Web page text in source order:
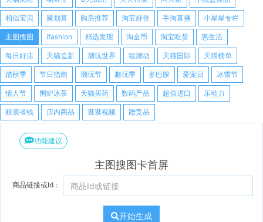
相似宝贝 聚划算 购后推荐 淘宝好价 手淘直播 小星星专栏
主图搜图 ifashion 精选发现 淘金币 淘宝吃货 惠生活
每日好店 天猫造新 潮玩世界 猩潮动 天猫国际 天猫榜单
踏秋季 节日指南 潮玩节 趣玩季 多巴胺 爱宠日 冰雪节
情人节 围炉冰茶 天猫买药 数码产品 超值进口 乐动力
粮票省钱 店内商品 逛逛视频 蹭竞品
功能建议
主图搜图卡首屏
商品链接或Id：
开始生成